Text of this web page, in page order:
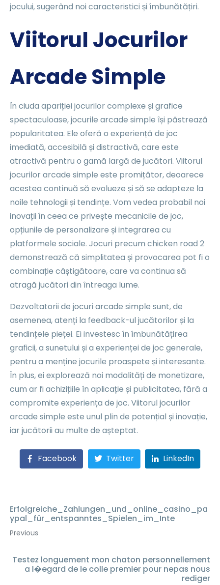
jocului, sugerând noi caracteristici și îmbunătățiri.
Viitorul Jocurilor
Arcade Simple
În ciuda apariției jocurilor complexe și grafice
spectaculoase, jocurile arcade simple își păstrează
popularitatea. Ele oferă o experiență de joc
imediată, accesibilă și distractivă, care este
atractivă pentru o gamă largă de jucători. Viitorul
jocurilor arcade simple este promițător, deoarece
acestea continuă să evolueze și să se adapteze la
noile tehnologii și tendințe. Vom vedea probabil noi
inovații în ceea ce privește mecanicile de joc,
opțiunile de personalizare și integrarea cu
platformele sociale. Jocuri precum chicken road 2
demonstrează că simplitatea și provocarea pot fi o
combinație câștigătoare, care va continua să
atragă jucători din întreaga lume.
Dezvoltatorii de jocuri arcade simple sunt, de
asemenea, atenți la feedback-ul jucătorilor și la
tendințele pieței. Ei investesc în îmbunătățirea
graficii, a sunetului și a experienței de joc generale,
pentru a menține jocurile proaspete și interesante.
În plus, ei explorează noi modalități de monetizare,
cum ar fi achizițiile în aplicație și publicitatea, fără a
compromite experiența de joc. Viitorul jocurilor
arcade simple este unul plin de potențial și inovație,
iar jucătorii au multe de așteptat.
Facebook Twitter LinkedIn
Erfolgreiche_Zahlungen_und_online_casino_pa
ypal_für_entspanntes_Spielen_im_Inte
Previous
Testez longuement mon chaton personnellement
a l�egard de le colle premier pour nepas nous
rediger